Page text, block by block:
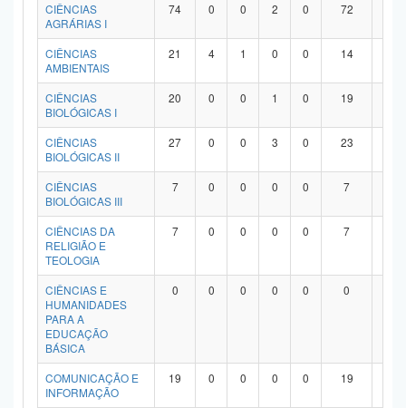
CIÊNCIAS
AGRÁRIAS I
74 0 0 2 0 72
CIÊNCIAS
AMBIENTAIS
21 4 1 0 0 14
CIÊNCIAS
BIOLÓGICAS I
20 0 0 1 0 19
CIÊNCIAS
BIOLÓGICAS II
27 0 0 3 0 23
CIÊNCIAS
BIOLÓGICAS III
7 0 0 0 0 7
CIÊNCIAS DA
RELIGIÃO E
TEOLOGIA
7 0 0 0 0 7
CIÊNCIAS E
HUMANIDADES
PARA A
EDUCAÇÃO
BÁSICA
0 0 0 0 0 0
COMUNICAÇÃO E
INFORMAÇÃO
19 0 0 0 0 19